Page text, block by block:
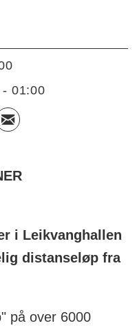
- 01:00
i Leikvanghallen
distanseløp fra
på over 6000